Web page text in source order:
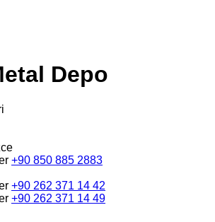
Depo
+90 850 885 2883
+90 262 371 14 42
+90 262 371 14 49